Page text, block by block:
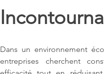
Dans un environnement
entreprises cherchent